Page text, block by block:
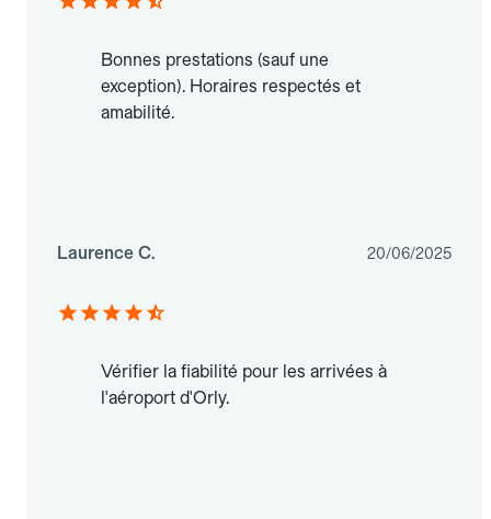
Bonnes prestations (sauf une
exception). Horaires respectés et
amabilité.
Laurence C. 20/06/2025
Vérifier la fiabilité pour les arrivées à
l'aéroport d'Orly.